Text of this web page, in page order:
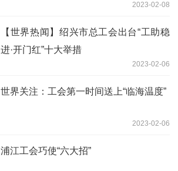
2023-02-08
【世界热闻】绍兴市总工会出台“工助稳
进·开门红”十大举措
2023-02-06
世界关注：工会第一时间送上“临海温度”
2023-02-06
浦江工会巧使“六大招”